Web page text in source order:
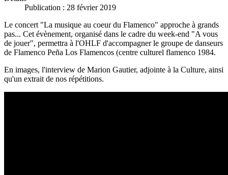
Publication : 28 février 2019
Le concert "La musique au coeur du Flamenco" approche à grands
pas... Cet évènement, organisé dans le cadre du week-end "A vous
de jouer", permettra à l'OHLF d'accompagner le groupe de danseurs
de Flamenco Peña Los Flamencos (centre culturel flamenco 1984.
En images, l'interview de Marion Gautier, adjointe à la Culture, ainsi
qu'un extrait de nos répétitions.